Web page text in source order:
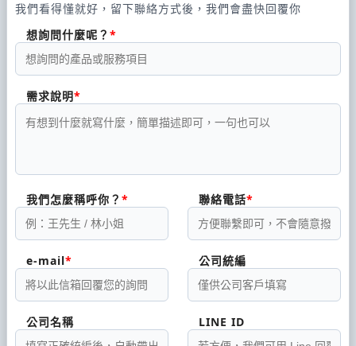
我們看得懂就好，留下聯絡方式後，我們會盡快回覆你
想詢問什麼呢？
需求說明
我們怎麼稱呼你？ 聯絡電話
e-mail 公司統編
公司名稱 LINE ID